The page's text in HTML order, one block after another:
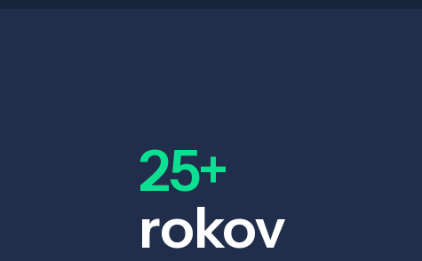
25+
rokov